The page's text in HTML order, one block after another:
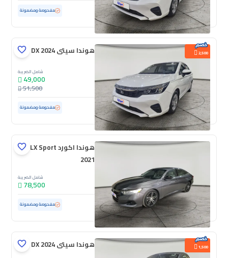
مستعملة 32,008 كم ممشى قليل مفحوصة ومضمونة
2,500 هوندا سيتى DX 2024
شامل الضريبة
49,000
51,500
مستعملة 47,475 كم ممشى قليل مفحوصة ومضمونة
هوندا اكورد LX Sport
2021
شامل الضريبة
78,500
مستعملة 80,968 كم مفحوصة ومضمونة
1,500 هوندا سيتى DX 2024